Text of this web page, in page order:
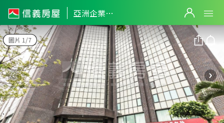
亞洲企業大樓
圖片 1/7